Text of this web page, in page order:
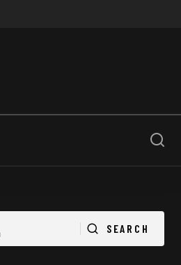
SEARCH
SEARCH